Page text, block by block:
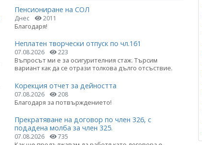
Пенсиониране на СОЛ
Днес 2011
Благодаря!
Неплатен творчески отпуск по чл.161
07.08.2026 223
Въпросът ми е за осигурителния стаж. Търсим
вариант как да се отрази толкова дълго отсъствие.
Корекция отчет за дейността
07.08.2026 208
Благодаря за потвърждението!
Прекратяване на договор по член 326, с
подадена молба за член 325.
07.08.2026 735